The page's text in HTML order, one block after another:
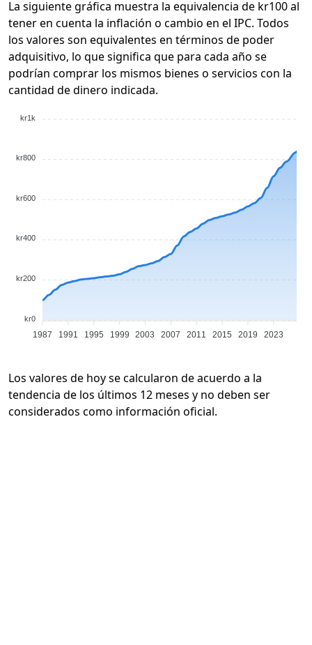
La siguiente gráfica muestra la equivalencia de kr100 al
tener en cuenta la inflación o cambio en el IPC. Todos
los valores son equivalentes en términos de poder
adquisitivo, lo que significa que para cada año se
podrían comprar los mismos bienes o servicios con la
cantidad de dinero indicada.
kr1k
kr800
kr600
kr400
kr200
kr0
1987 1991 1995 1999 2003 2007 2011 2015 2019 2023
Los valores de hoy se calcularon de acuerdo a la
tendencia de los últimos 12 meses y no deben ser
considerados como información oficial.